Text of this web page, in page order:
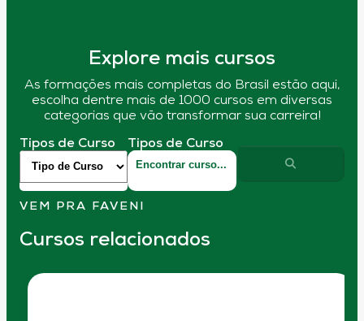
Explore mais cursos
As formações mais completas do Brasil estão aqui,
escolha dentre mais de 1000 cursos em diversas
categorias que vão transformar sua carreira!
Tipos de Curso Tipos de Curso
VEM PRA FAVENI
Cursos relacionados